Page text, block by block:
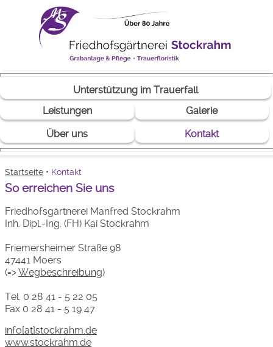
Unterstützung im Trauerfall
Leistungen
Galerie
Über uns
Kontakt
Startseite • Kontakt
So erreichen Sie uns
Friedhofsgärtnerei Manfred Stockrahm
Inh. Dipl.-Ing. (FH) Kai Stockrahm
Friemersheimer Straße 98
47441 Moers
(=>Wegbeschreibung)
Tel. 0 28 41 - 5 22 05
Fax 0 28 41 - 5 19 47
info[at]stockrahm.de
www.stockrahm.de